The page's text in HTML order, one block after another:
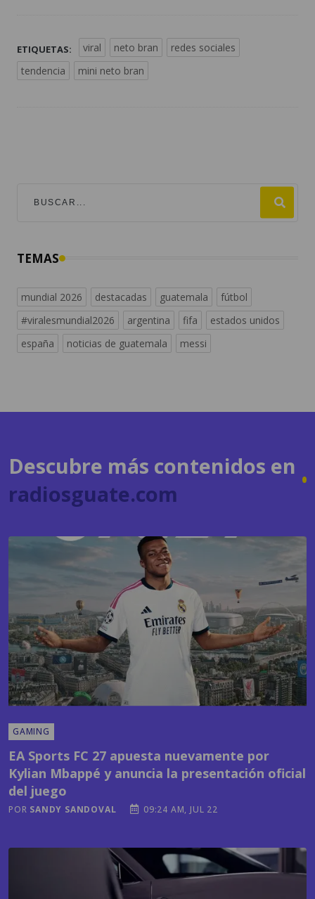
ETIQUETAS: viral neto bran
redes sociales
tendencia
mini neto bran
TEMAS
mundial 2026 destacadas guatemala
fútbol
#viralesmundial2026
argentina fifa
estados unidos
españa
noticias de guatemala messi
Descubre más contenidos en
radiosguate.com
GAMING
EA Sports FC 27 apuesta nuevamente por
Kylian Mbappé y anuncia la presentación oficial
del juego
POR SANDY SANDOVAL 09:24 AM, JUL 22